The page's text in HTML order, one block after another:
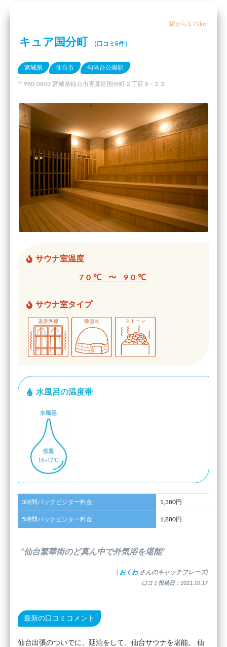
駅から1.72km
キュア国分町 （口コミ6件）
宮城県 仙台市 勾当台公園駅
〒980-0803 宮城県仙台市青葉区国分町２丁目８−３３
サウナ室温度
70℃ 〜 90℃
サウナ室タイプ
水風呂の温度帯
3時間パックビジター料金 1,380円
5時間パックビジター料金 1,880円
”仙台繁華街のど真ん中で外気浴を堪能”
( おくわ さんのキャッチフレーズ)
口コミ投稿日：2021.10.17
最新の口コミコメント
仙台出張のついでに、延泊をして、仙台サウナを堪能。 仙